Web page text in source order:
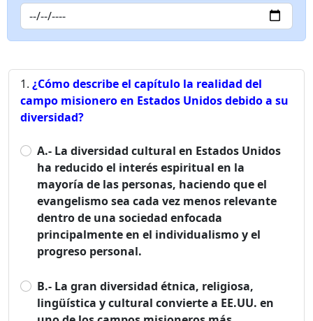
¿Cómo describe el capítulo la realidad del
campo misionero en Estados Unidos debido a su
diversidad?
A.- La diversidad cultural en Estados Unidos
ha reducido el interés espiritual en la
mayoría de las personas, haciendo que el
evangelismo sea cada vez menos relevante
dentro de una sociedad enfocada
principalmente en el individualismo y el
progreso personal.
B.- La gran diversidad étnica, religiosa,
lingüística y cultural convierte a EE.UU. en